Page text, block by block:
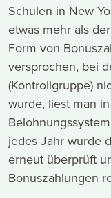
Schulen in New
etwas mehr als
Form von
versprochen, bei
(Kontrollgruppe)
wurde, liest man
jedes Jahr wurde
erneut überprüft
Bonuszahlungen